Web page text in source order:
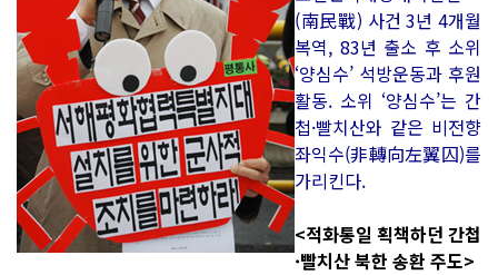
(南民戰) 사건 3년 4개월
복역, 83년 출소 후 소위
‘양심수’ 석방운동과 후원
활동. 소위 ‘양심수’는 간
첩·빨치산와 같은 비전향
좌익수(非轉向左翼囚)를
가리킨다.
<적화통일 획책하던 간첩
·빨치산 북한 송환 주도>